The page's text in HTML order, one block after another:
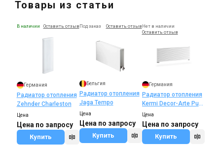
Товары из статьи
В наличии Оставить отзыв
Германия
Радиатор отопления
Zehnder Charleston
Цена
Цена по запросу
Купить
Под заказ Оставить отзыв
Бельгия
Радиатор отопления
Jaga Tempo
Цена
Цена по запросу
Купить
Нет в наличии
Оставить отзыв
Германия
Радиатор отопления
Kermi Decor-Arte Pure
horizontal
Цена
Цена по запросу
Купить